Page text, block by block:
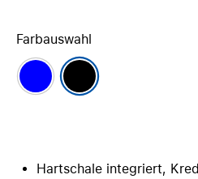
Farbauswahl
Hartschale integriert,